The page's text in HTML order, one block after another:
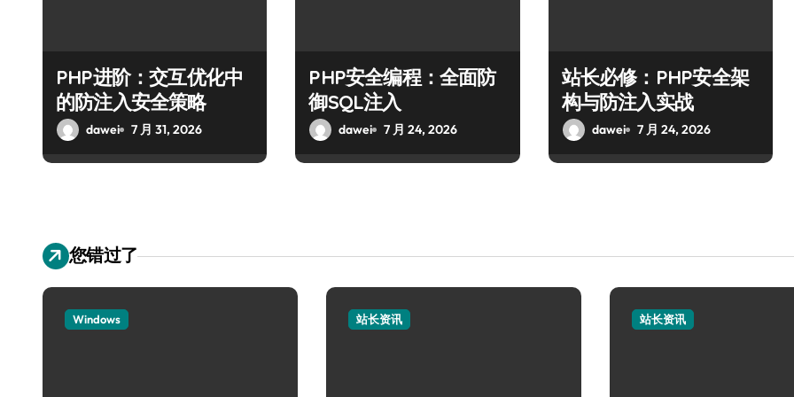
PHP进阶：交互优化中
的防注入安全策略
dawei 7 月 31, 2026
PHP安全编程：全面防
御SQL注入
dawei 7 月 24, 2026
站长必修：PHP安全架
构与防注入实战
dawei 7 月 24, 2026
您错过了
Windows 站长资讯 站长资讯